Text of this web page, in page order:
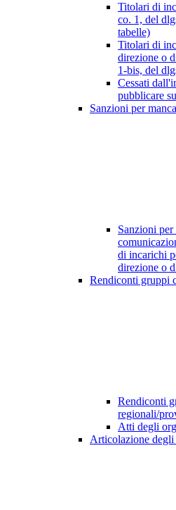
Titolari di
co. 1, del
tabelle)
Titolari di
direzione o
1-bis, del
Cessati
pubblicare
Sanzioni per
Sanzioni per
di incarichi
direzione o
Rendiconti gruppi
Rendiconti
regionali/
Atti degli
Articolazione